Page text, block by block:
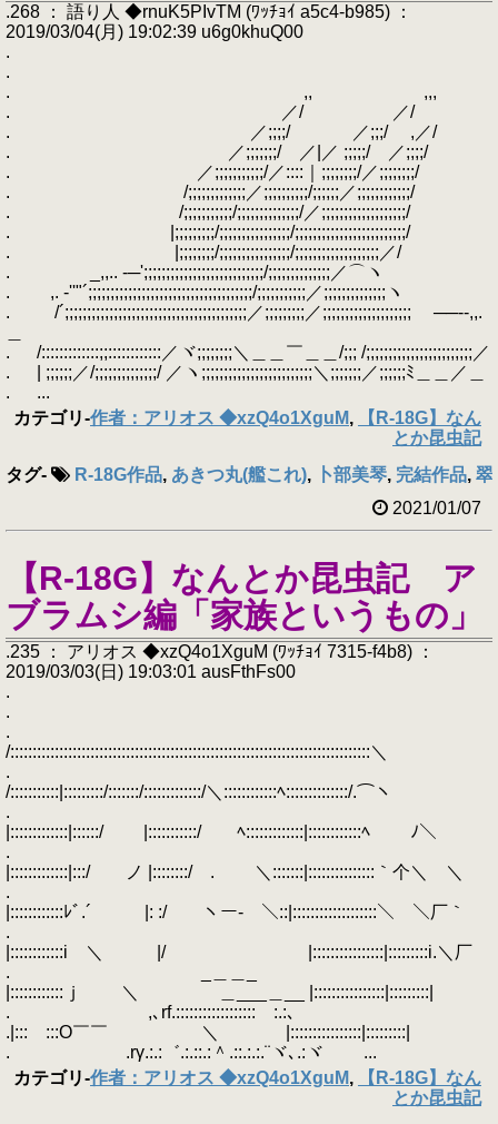
.268 ： 語り人 ◆rnuK5PIvTM (ﾜｯﾁｮｲ a5c4-b985) ：
2019/03/04(月) 19:02:39 u6g0khuQ00
.
.
. ,, ,,,
. ／/ ／/
. ／;;;;/ ／;;;/ ,／/
. ／;;;;;;;/ ／|／ ;;;;;/ ／;;;;/
. ／;;;;;;;;;;;/／::::｜;;;;;;;;/／;;;;;;;;/
. /;;;;;;;;;;;;;／;;;;;;;;;;/;;;;;;／;;;;;;;;;;;;/
. /;;;;;;;;;;;/;;;;;;;;;;;;;;/／;;;;;;;;;;;;;;;;;;;/
. |;;;;;;;;;/;;;;;;;;;;;;;;;;/;;;;;;;;;;;;;;;;;;;;;;;;;/
. |;;;;;;;;/;;;;;;;;;;;;;;;;/;;;;;;;;;;;;;;;;;;;／/
. _,,.. -─';;;;;;;;;;;;;;;;;;;;;;;;;;;/;;;;;;;;;;;;;;／⌒ヽ
. ,. ‐''"´;;;;;;;;;;;;;;;;;;;;;;;;;;;;;;;;;;;;;/;;;;;;;;;;;／;;;;;;;;;;;;;;ヽ
. /´;;;;;;;;;;;;;;;;;;;;;;;;;;;;;;;;;;;;;;;;;／;;;;;;;;;／;;;;;;;;;;;;;;;;;;;;ゝ ──--,,.
. /:::::::::::::;;::::::::::::／ヾ;;;;;;;;＼＿＿￣＿＿/;;; /;;;;;;;;;;;;;;;;;;;;;;;;／
. | ;;;;;;／/;;;;;;;;;;;;;;/ ／ヽ;;;;;;;;;;;;;;;;;;;;;;;;;＼;;;;;;;／;;;;;;ﾐ＿＿／＿
. ...
カテゴリ-作者：アリオス ◆xzQ4o1XguM,
【R-18G】なん
とか昆虫記
タグ- R-18G作品, あきつ丸(艦これ), 卜部美琴, 完結作品, 翠
2021/01/07
【R-18G】なんとか昆虫記 ア
ブラムシ編「家族というもの」
.235 ： アリオス ◆xzQ4o1XguM (ﾜｯﾁｮｲ 7315-f4b8) ：
2019/03/03(日) 19:03:01 ausFthFs00
.
.
.
/:::::::::::::::::::::::::::::::::::::::::::::::::::::::::::::::::::::::::::::::::＼
.
/:::::::::::|:::::::::/:::::::/:::::::::::::/＼::::::::::::ﾍ::::::::::::::/.⌒ヽ
.
|:::::::::::::|::::::/ |:::::::::::/ ﾍ:::::::::::::|::::::::::::ﾍ ﾉ＼
.
|:::::::::::::|:::/ ノ |::::::::/ . ＼:::::::|:::::::::::::::｀个＼ ＼
.
|::::::::::::ﾚﾞ.´￣ |: :/ ヽー- ＼::|:::::::::::::::::::＼ ＼厂｀
.
|::::::::::::i ＼ |/ |::::::::::::::::|:::::::::i.＼厂
. _＿＿_
|::::::::::::ｊ ＼ ＿___＿__ |::::::::::::::::|:::::::::|
. ,､rf.::::::::::::::::::ゞ:.:､
.|::: :::Ο￣￣ ＼ |::::::::::::::::|:::::::::|
. .rγ.:.:゛.:.::.:＾.::.:.:.¨ヾ､.:ヾ ...
カテゴリ-作者：アリオス ◆xzQ4o1XguM,
【R-18G】なん
とか昆虫記